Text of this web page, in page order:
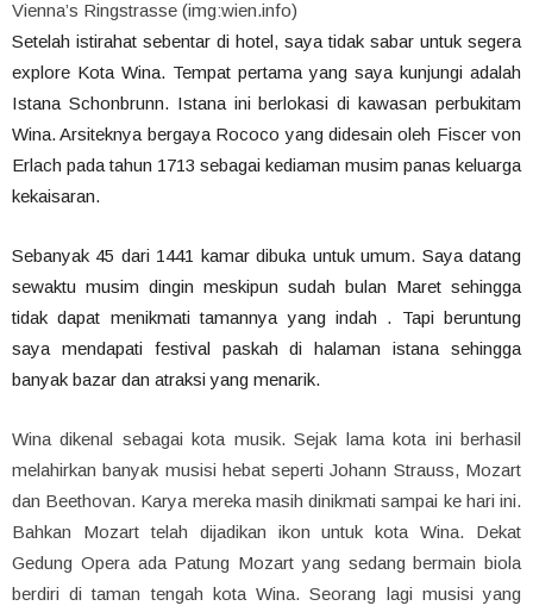
Vienna’s Ringstrasse (img:wien.info)
Setelah istirahat sebentar di hotel, saya tidak sabar untuk segera
explore Kota Wina. Tempat pertama yang saya kunjungi adalah
Istana Schonbrunn. Istana ini berlokasi di kawasan perbukitam
Wina. Arsiteknya bergaya Rococo yang didesain oleh Fiscer von
Erlach pada tahun 1713 sebagai kediaman musim panas keluarga
kekaisaran.
Sebanyak 45 dari 1441 kamar dibuka untuk umum. Saya datang
sewaktu musim dingin meskipun sudah bulan Maret sehingga
tidak dapat menikmati tamannya yang indah . Tapi beruntung
saya mendapati festival paskah di halaman istana sehingga
banyak bazar dan atraksi yang menarik.
Wina dikenal sebagai kota musik. Sejak lama kota ini berhasil
melahirkan banyak musisi hebat seperti Johann Strauss, Mozart
dan Beethovan. Karya mereka masih dinikmati sampai ke hari ini.
Bahkan Mozart telah dijadikan ikon untuk kota Wina. Dekat
Gedung Opera ada Patung Mozart yang sedang bermain biola
berdiri di taman tengah kota Wina. Seorang lagi musisi yang